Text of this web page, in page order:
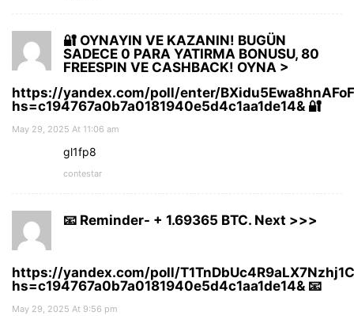
🔐 OYNAYIN VE KAZANIN! BUGÜN
SADECE 0 PARA YATIRMA BONUSU, 80
FREESPIN VE CASHBACK! OYNA >
https://yandex.com/poll/enter/
hs=c194767a0b7a0181940e5d4c1aa1de14& 🔐
May 29, 2025 At 11:06 am
gl1fp8
contestar
📧 Reminder- + 1.69365 BTC. Next >>>
https://yandex.com/poll/
hs=c194767a0b7a0181940e5d4c1aa1de14& 📧
May 29, 2025 At 9:56 pm